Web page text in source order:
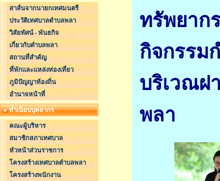
สาส์นจากนายกเทศมนตรี
ประวัติเทศบาลตำบลพลา
วิสัยทัศน์ - พันธกิจ
เกี่ยวกับตำบลพลา
สถานที่สำคัญ
ที่พักและแหล่งท่องเที่ยว
ภูมิปัญญาท้องถิ่น
อำนาจหน้าที่
ทำเนียบบุคลากร
คณะผู้บริหาร
สมาชิกสภาเทศบาล
หัวหน้าส่วนราชการ
โครงสร้างเทศบาลตำบลพลา
โครงสร้างพนักงาน
ทรัพยาก
กิจกรรม
บริเวณฝ
พลา